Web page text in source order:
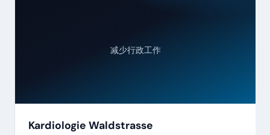
减少行政工作
Kardiologie Waldstrasse